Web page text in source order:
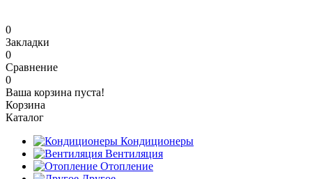
0
Закладки
0
Сравнение
0
Ваша корзина пуста!
Корзина
Каталог
Кондиционеры
Вентиляция
Отопление